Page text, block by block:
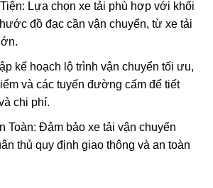
Lựa chọn xe tải phù hợp với khối
đồ đạc cần vận chuyển, từ xe tải
kế hoạch lộ trình vận chuyển tối ưu,
và các tuyến đường cấm để tiết
chi phí.
Toàn: Đảm bảo xe tải vận chuyển
thủ quy định giao thông và an toàn